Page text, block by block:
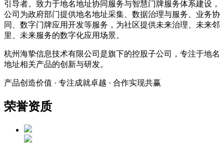
引导者。致力于地名地址协同服务与智慧门牌服务体系建设，
公司为政府部门提供地名地址采集、数据治理与服务、业务协
同、数字门牌应用开发等服务，为社区提供未来治理、未来邻
里、未来服务的数字化应用场景。
杭州海挚信息技术有限公司是旗下的控股子公司，专注于地名
地址相关产品的创新与研发。
产品创造价值 · 专注成就卓越 · 合作实现共赢
荣誉资质